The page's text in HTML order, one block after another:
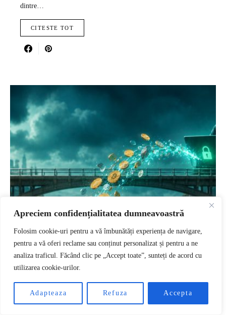
Apreciem confidențialitatea dumneavoastră
Folosim cookie-uri pentru a vă îmbunătăți experiența de navigare,
pentru a vă oferi reclame sau conținut personalizat și pentru a ne
analiza traficul. Făcând clic pe „Accept toate”, sunteți de acord cu
utilizarea cookie-urilor.
Adapteaza Refuza Accepta
dintre…
CITESTE TOT
RO